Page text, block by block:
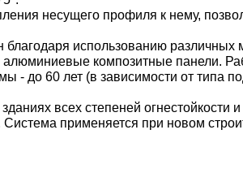
несущего профиля к нему,
использованию различных
композитные панели.
- до 60 лет (в зависимости от типа
всех степеней огнестойкости и
применяется при новом